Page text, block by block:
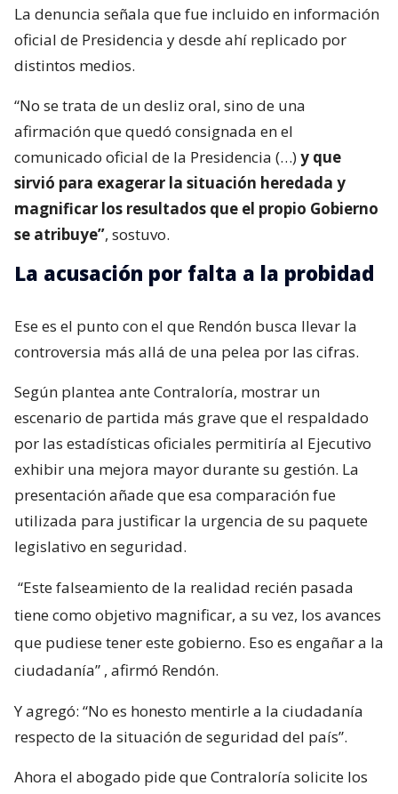
La denuncia señala que fue incluido en información
oficial de Presidencia y desde ahí replicado por
distintos medios.
“No se trata de un desliz oral, sino de una
afirmación que quedó consignada en el
comunicado oficial de la Presidencia (…)y que
sirvió para exagerar la situación heredada y
magnificar los resultados que el propio Gobierno
se atribuye”, sostuvo.
La acusación por falta a la probidad
Ese es el punto con el que Rendón busca llevar la
controversia más allá de una pelea por las cifras.
Según plantea ante Contraloría, mostrar un
escenario de partida más grave que el respaldado
por las estadísticas oficiales permitiría al Ejecutivo
exhibir una mejora mayor durante su gestión. La
presentación añade que esa comparación fue
utilizada para justificar la urgencia de su paquete
legislativo en seguridad.
“Este falseamiento de la realidad recién pasada
tiene como objetivo magnificar, a su vez, los avances
que pudiese tener este gobierno. Eso es engañar a la
ciudadanía” , afirmó Rendón.
Y agregó: “No es honesto mentirle a la ciudadanía
respecto de la situación de seguridad del país”.
Ahora el abogado pide que Contraloría solicite los